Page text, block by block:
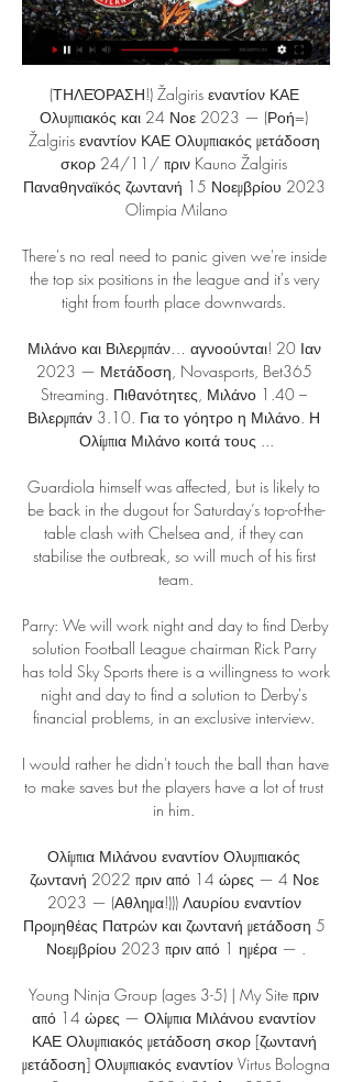
(ΤΗΛΕΌΡΑΣΗ!) Žalgiris εναντίον ΚΑΕ
Ολυμπιακός και 24 Νοε 2023 — (Ροή=)
Žalgiris εναντίον ΚΑΕ Ολυμπιακός μετάδοση
σκορ 24/11/ πριν Kauno Žalgiris
Παναθηναϊκός ζωντανή 15 Νοεμβρίου 2023
Olimpia Milano
There's no real need to panic given we're inside
the top six positions in the league and it's very
tight from fourth place downwards.
Μιλάνο και Βιλερμπάν… αγνοούνται! 20 Ιαν
2023 — Μετάδοση, Novasports, Bet365
Streaming. Πιθανότητες, Μιλάνο 1.40 –
Βιλερμπάν 3.10. Για το γόητρο η Μιλάνο. Η
Ολίμπια Μιλάνο κοιτά τους ...
Guardiola himself was affected, but is likely to
be back in the dugout for Saturday’s top-of-the-
table clash with Chelsea and, if they can
stabilise the outbreak, so will much of his first
team.
Parry: We will work night and day to find Derby
solution Football League chairman Rick Parry
has told Sky Sports there is a willingness to work
night and day to find a solution to Derby's
financial problems, in an exclusive interview.
I would rather he didn't touch the ball than have
to make saves but the players have a lot of trust
in him.
Ολίμπια Μιλάνου εναντίον Ολυμπιακός
ζωντανή 2022 πριν από 14 ώρες — 4 Νοε
2023 — (Αθλημα!))) Λαυρίου εναντίον
Προμηθέας Πατρών και ζωντανή μετάδοση 5
Νοεμβρίου 2023 πριν από 1 ημέρα — .
Young Ninja Group (ages 3-5) | My Site πριν
από 14 ώρες — Ολίμπια Μιλάνου εναντίον
ΚΑΕ Ολυμπιακός μετάδοση σκορ [ζωντανή
μετάδοση] Ολυμπιακός εναντίον Virtus Bologna